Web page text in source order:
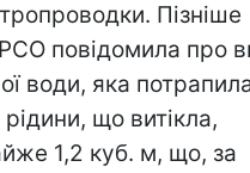
Пізніше
повідомила про
води, яка
що витікла,
1,2 куб. м, що, за